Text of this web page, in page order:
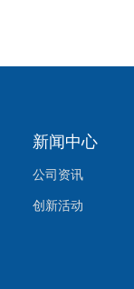
新闻中心
公司资讯
创新活动